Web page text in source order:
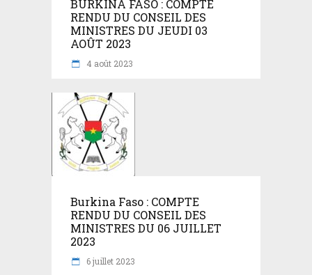
BURKINA FASO : COMPTE
RENDU DU CONSEIL DES
MINISTRES DU JEUDI 03
AOÛT 2023
4 août 2023
Burkina Faso : COMPTE
RENDU DU CONSEIL DES
MINISTRES DU 06 JUILLET
2023
6 juillet 2023